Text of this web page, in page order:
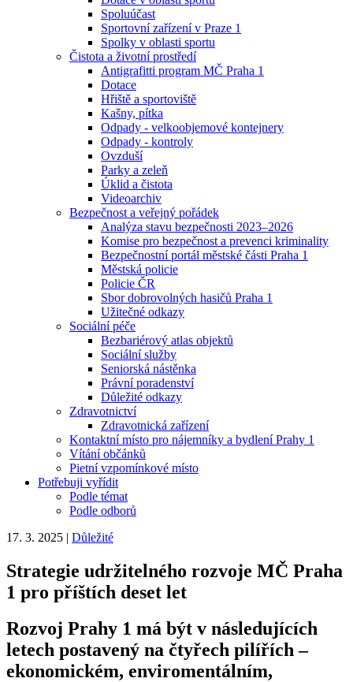
Spoluúčast
Sportovní zařízení v Praze 1
Spolky v oblasti sportu
Čistota a životní prostředí
Antigrafitti program MČ Praha 1
Dotace
Hřiště a sportoviště
Kašny, pítka
Odpady - velkoobjemové kontejnery
Odpady - kontroly
Ovzduší
Parky a zeleň
Úklid a čistota
Videoarchiv
Bezpečnost a veřejný pořádek
Analýza stavu bezpečnosti 2023–2026
Komise pro bezpečnost a prevenci kriminality
Bezpečnostní portál městské části Praha 1
Městská policie
Policie ČR
Sbor dobrovolných hasičů Praha 1
Užitečné odkazy
Sociální péče
Bezbariérový atlas objektů
Sociální služby
Seniorská nástěnka
Právní poradenství
Důležité odkazy
Zdravotnictví
Zdravotnická zařízení
Kontaktní místo pro nájemníky a bydlení Prahy 1
Vítání občánků
Pietní vzpomínkové místo
Potřebuji vyřídit
Podle témat
Podle odborů
17. 3. 2025 | Důležité
Strategie udržitelného rozvoje MČ Praha
1 pro příštích deset let
Rozvoj Prahy 1 má být v následujících
letech postavený na čtyřech pilířích –
ekonomickém, enviromentálním,